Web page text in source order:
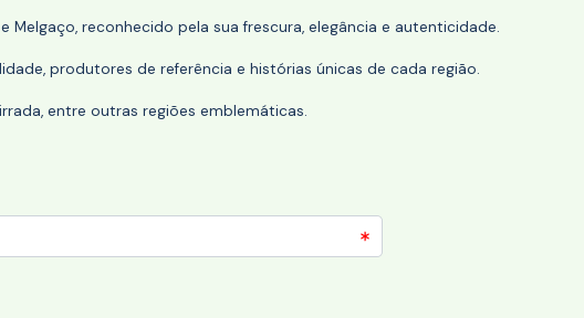
reconhecido pela sua frescura, elegância e autenticidade.
produtores de referência e histórias únicas de cada região.
entre outras regiões emblemáticas.